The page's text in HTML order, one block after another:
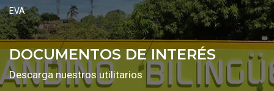
EVA
DOCUMENTOS DE INTERÉS
Descarga nuestros utilitarios